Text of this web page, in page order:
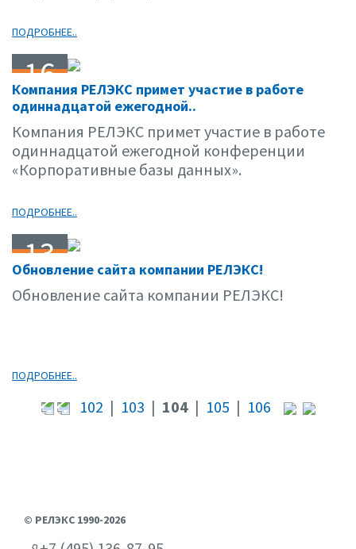
ПОДРОБНЕЕ..
16
03.06
Компания РЕЛЭКС примет участие в работе
одиннадцатой ежегодной..
Компания РЕЛЭКС примет участие в работе
одиннадцатой ежегодной конференции
«Корпоративные базы данных».
ПОДРОБНЕЕ..
13
02.06
Обновление сайта компании РЕЛЭКС!
Обновление сайта компании РЕЛЭКС!
ПОДРОБНЕЕ..
102 | 103 | 104| 105 | 106
© РЕЛЭКС 1990-2026